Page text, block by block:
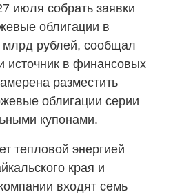
июля собрать заявки
облигации в
рублей, сообщал
источник в финансовых
разместить
облигации серии
купонами.
тепловой энергией
края и
входят семь